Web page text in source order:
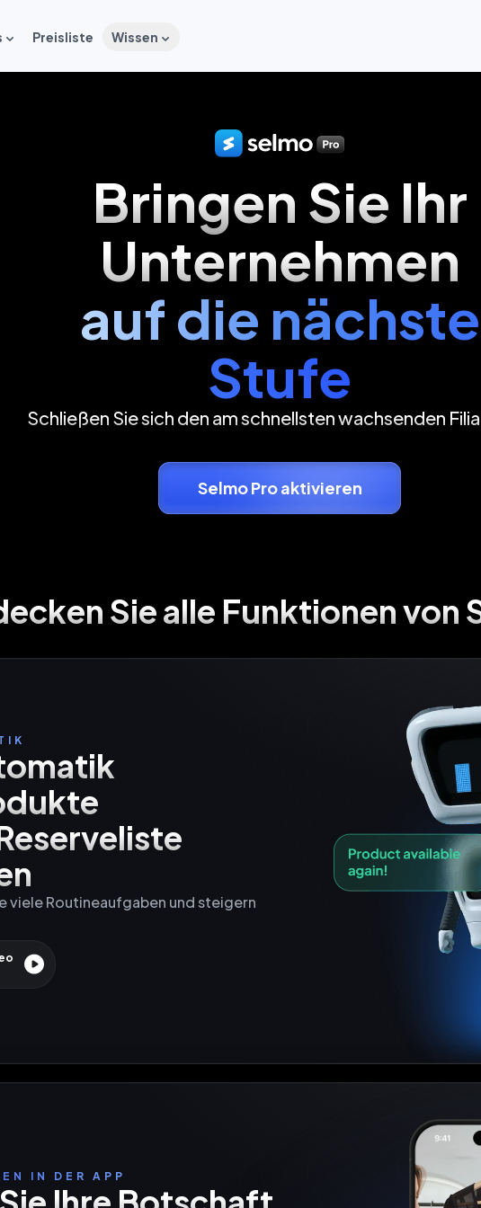
Preisliste Wissen
Bringen Sie Ihr
Unternehmen
auf die nächste
Stufe
Schließen Sie sich den am schnellsten wachsenden
Selmo Pro aktivieren
Sie alle Funktionen von
viele Routineaufgaben und steigern
IN DER APP